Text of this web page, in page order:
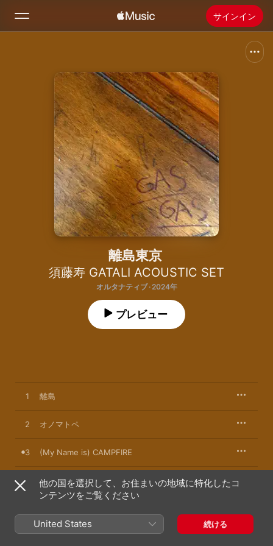
サインイン
新着おすすめ
ラジオ
Apple Musicをインストール
離島東京
須藤寿 GATALI ACOUSTIC SET
オルタナティブ · 2024年
プレビュー
1 離島
2 オノマトペ
3 (My Name is) CAMPFIRE
4 Exit Club
6 ことづけ
他の国を選択して、お住まいの地域に特化したコ
ンテンツをご覧ください
United States 続ける